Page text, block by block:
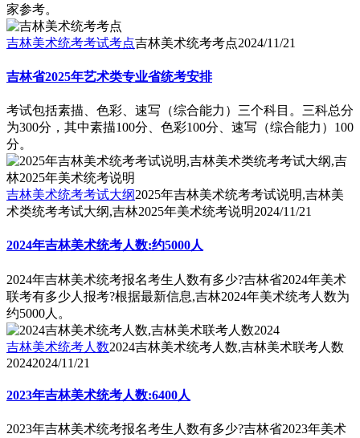
家参考。
吉林美术统考考试考点吉林美术统考考点2024/11/21
吉林省2025年艺术类专业省统考安排
考试包括素描、色彩、速写（综合能力）三个科目。三科总分
为300分，其中素描100分、色彩100分、速写（综合能力）100
分。
吉林美术统考考试大纲2025年吉林美术统考考试说明,吉林美
术类统考考试大纲,吉林2025年美术统考说明2024/11/21
2024年吉林美术统考人数:约5000人
2024年吉林美术统考报名考生人数有多少?吉林省2024年美术
联考有多少人报考?根据最新信息,吉林2024年美术统考人数为
约5000人。
吉林美术统考人数2024吉林美术统考人数,吉林美术联考人数
20242024/11/21
2023年吉林美术统考人数:6400人
2023年吉林美术统考报名考生人数有多少?吉林省2023年美术